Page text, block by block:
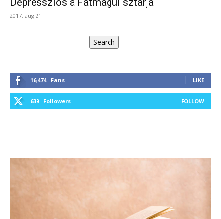
Depressziós a Fatmagül sztárja
2017. aug 21.
Search
16,474 Fans LIKE
639 Followers FOLLOW